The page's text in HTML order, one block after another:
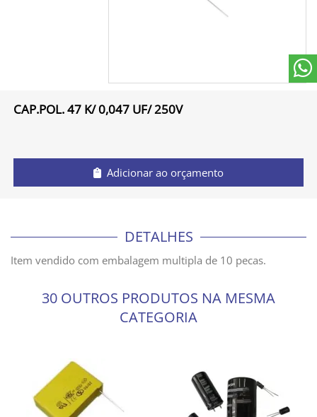
CAP.POL. 47 K/ 0,047 UF/ 250V
Adicionar ao orçamento
DETALHES
Item vendido com embalagem multipla de 10 pecas.
30 OUTROS PRODUTOS NA MESMA
CATEGORIA